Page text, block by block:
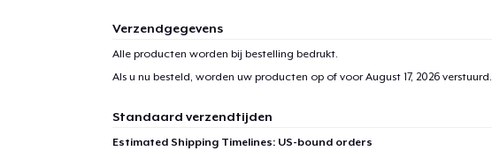
Verzendgegevens
Alle producten worden bij bestelling bedrukt.
Als u nu besteld, worden uw producten op of voorAugust 17, 2026verstuurd.
Standaard verzendtijden
Estimated Shipping Timelines: US-bound orders